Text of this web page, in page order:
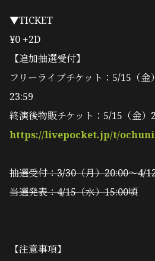
▼TICKET
¥0 +2D
【追加抽選受付】
フリーライブチケット：5/15（金
23:59
終演後物販チケット：5/15（金
https://livepocket.jp/t/
抽選受付：3/30（月）20:00〜4/
当選発表：4/15（水）15:00頃
【注意事項】